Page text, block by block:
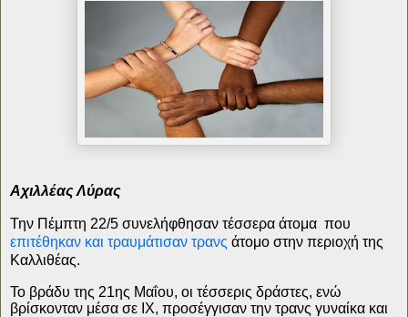
Αχιλλέας Λύρας
Την Πέμπτη 22/5 συνελήφθησαν τέσσερα άτομα που
επιτέθηκαν και τραυμάτισαν τρανς άτομο στην περιοχή της
Καλλιθέας.
Το βράδυ της 21ης Μαΐου, οι τέσσερις δράστες, ενώ
βρίσκονταν μέσα σε ΙΧ, προσέγγισαν την τρανς γυναίκα και